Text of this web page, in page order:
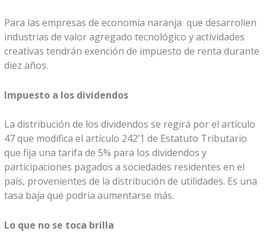
Para las empresas de economía naranja que desarrollen
industrias de valor agregado tecnológico y actividades
creativas tendrán exención de impuesto de renta durante
diez años.
Impuesto a los dividendos
La distribución de los dividendos se regirá por el artículo
47 que modifica el artículo 242’1 de Estatuto Tributario
que fija una tarifa de 5% para los dividendos y
participaciones pagados a sociedades residentes en el
país, provenientes de la distribución de utilidades. Es una
tasa baja que podría aumentarse más.
Lo que no se toca brilla